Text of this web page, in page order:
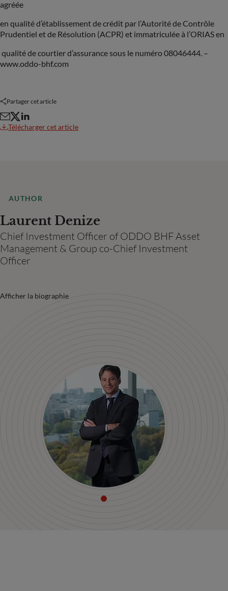
agréée
en qualité d’établissement de crédit par l’Autorité de Contrôle
Prudentiel et de Résolution (ACPR) et immatriculée à l’ORIAS en
qualité de courtier d’assurance sous le numéro 08046444. –
www.oddo-bhf.com
Partager cet article
Télécharger cet article
AUTHOR
Laurent Denize
Chief Investment Officer of ODDO BHF Asset
Management & Group co-Chief Investment
Officer
Afficher la biographie